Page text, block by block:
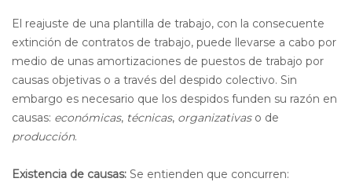
El reajuste de una plantilla de trabajo, con la consecuente
extinción de contratos de trabajo, puede llevarse a cabo por
medio de unas amortizaciones de puestos de trabajo por
causas objetivas o a través del despido colectivo. Sin
embargo es necesario que los despidos funden su razón en
causas: económicas, técnicas, organizativaso de
producción.
Existencia de causas: Se entienden que concurren: